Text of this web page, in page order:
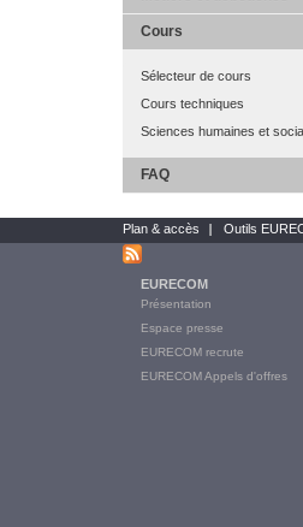
Cours
Sélecteur de cours
Cours techniques
Sciences humaines et
FAQ
Bottom
links
Plan & accès Outils
Main
Menu
Final
EURECOM
Présentation
Espace presse
EURECOM recrute
EURECOM Appels d'offres